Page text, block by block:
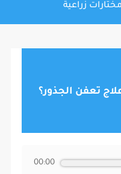
مختارات زراعية
تعفن الجذور؟
00:00